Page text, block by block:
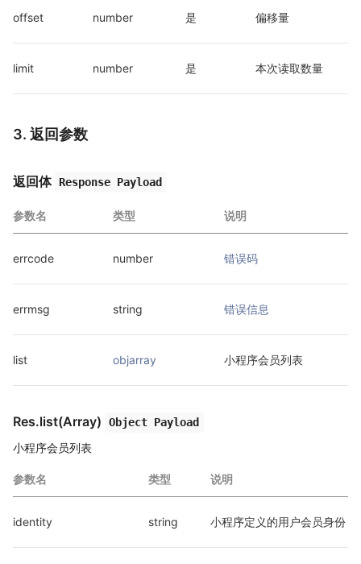
offset number 是 偏移量
limit number 是 本次读取数量
3. 返回参数
返回体 Response Payload
参数名 类型 说明
errcode number 错误码
errmsg string 错误信息
list objarray 小程序会员列表
Res.list(Array) Object Payload
小程序会员列表
参数名 类型 说明
identity string 小程序定义的用户会员身份